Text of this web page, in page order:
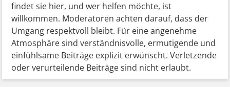
findet sie hier, und wer helfen möchte, ist
willkommen. Moderatoren achten darauf, dass der
Umgang respektvoll bleibt. Für eine angenehme
Atmosphäre sind verständnisvolle, ermutigende und
einfühlsame Beiträge explizit erwünscht. Verletzende
oder verurteilende Beiträge sind nicht erlaubt.